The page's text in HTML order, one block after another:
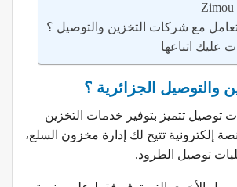
مع شركات التخزين والتوصيل ؟
عليك اتباعها
والتوصيل الجزائرية ؟
تتميز بتوفير خدمات التخزين
إلكترونية تتيح لك إدارة مخزون السلع،
توصيل الطرود.